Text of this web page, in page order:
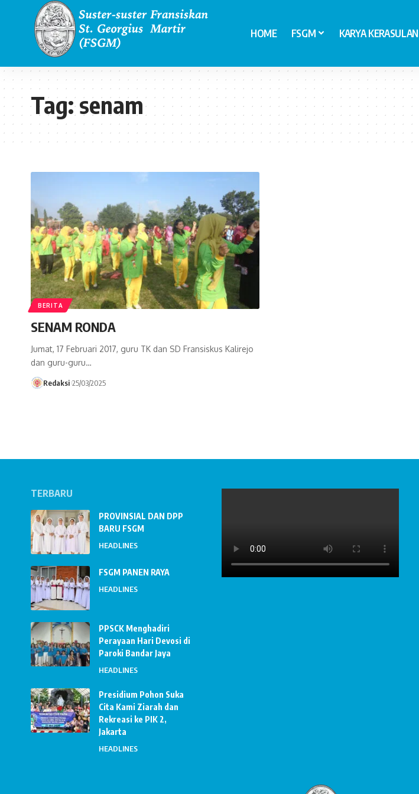
HOME FSGM KARYA KERASULAN
Tag:senam
BERITA
SENAM RONDA
Jumat, 17 Februari 2017, guru TK dan SD Fransiskus Kalirejo
dan guru-guru…
Redaksi 25/03/2025
TERBARU
PROVINSIAL DAN DPP
BARU FSGM
HEADLINES
FSGM PANEN RAYA
HEADLINES
PPSCK Menghadiri
Perayaan Hari Devosi di
Paroki Bandar Jaya
HEADLINES
Presidium Pohon Suka
Cita Kami Ziarah dan
Rekreasi ke PIK 2,
Jakarta
HEADLINES